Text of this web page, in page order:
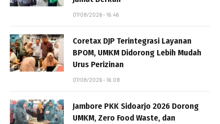
07/08/2026 - 16:46
Coretax DJP Terintegrasi Layanan
BPOM, UMKM Didorong Lebih Mudah
Urus Perizinan
07/08/2026 - 16:09
Jambore PKK Sidoarjo 2026 Dorong
UMKM, Zero Food Waste, dan